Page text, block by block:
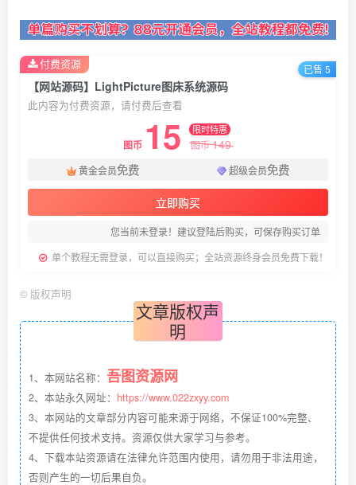
【网站源码】LightPicture图床系统源码
此内容为付费资源，请付费后查看
图币 15 限时特惠
图币149
黄金会员免费 超级会员免费
立即购买
您当前未登录！建议登陆后购买，可保存购买订单
单个教程无需登录，可以直接购买；全站资源终身会员免费下载！
付费资源 已售 5
© 版权声明
文章版权声
明
1、本网站名称： 吾图资源网
2、本站永久网址： https://www.022zxyy.com
3、本网站的文章部分内容可能来源于网络，不保证100%完整、
不提供任何技术支持。资源仅供大家学习与参考。
4、下载本站资源请在法律允许范围内使用，请勿用于非法用途，
否则产生的一切后果自负。